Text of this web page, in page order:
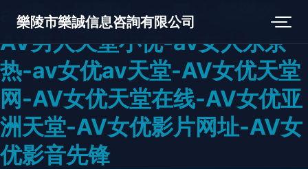
av男人的网址-av男人都懂的-
AV男人天堂小优-av女人东京
热-av女优av天堂-AV女优天堂
网-AV女优天堂在线-AV女优亚
洲天堂-AV女优影片网址-AV女
优影音先锋
樂陵市樂誠信息咨詢有限公司